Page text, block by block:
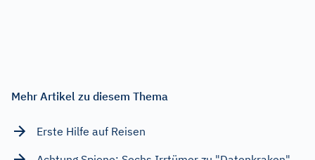
Mehr Artikel zu diesem Thema
Erste Hilfe auf Reisen